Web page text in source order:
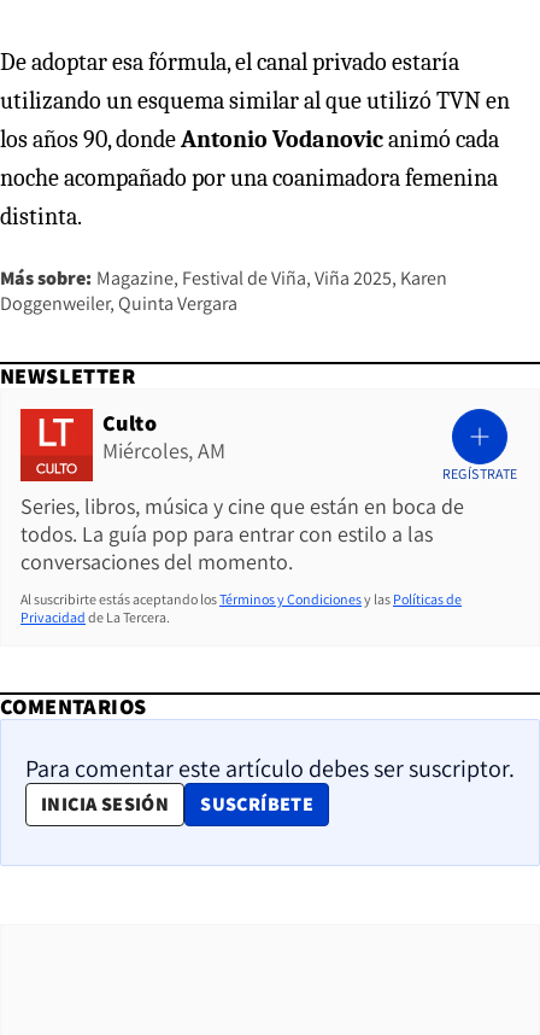
De adoptar esa fórmula, el canal privado estaría
utilizando un esquema similar al que utilizó TVN en
los años 90, dondeAntonio Vodanovicanimó cada
noche acompañado por una coanimadora femenina
distinta.
Más sobre: Magazine Festival de Viña Viña 2025 Karen
Doggenweiler Quinta Vergara
NEWSLETTER
Culto
Miércoles, AM
Series, libros, música y cine que están en boca de
todos. La guía pop para entrar con estilo a las
conversaciones del momento.
REGÍSTRATE
Al suscribirte estás aceptando losTérminos y Condicionesy las Políticas de
Privacidad de La Tercera.
COMENTARIOS
Para comentar este artículo debes ser suscriptor.
INICIA SESIÓN SUSCRÍBETE
OPENS IN NEW WINDOW